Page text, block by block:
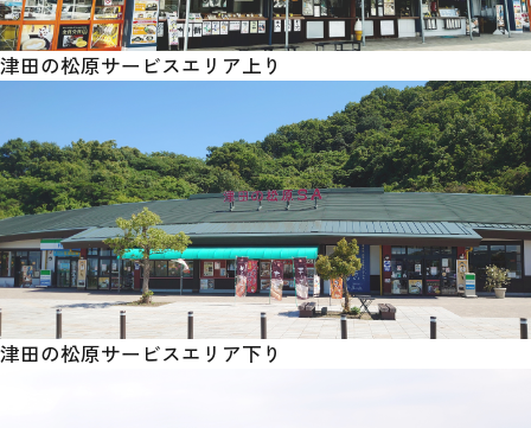
津田の松原サービスエリア上り
津田の松原サービスエリア下り